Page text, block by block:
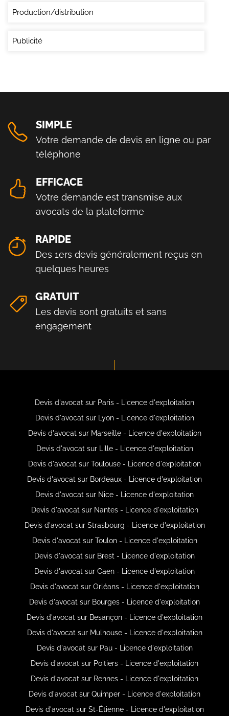
Production/distribution
Publicité
SIMPLE
Votre demande de devis en ligne ou par
téléphone
EFFICACE
Votre demande est transmise aux
avocats de la plateforme
RAPIDE
Des 1ers devis généralement reçus en
quelques heures
GRATUIT
Les devis sont gratuits et sans
engagement
Devis d'avocat sur Paris - Licence d'exploitation
Devis d'avocat sur Lyon - Licence d'exploitation
Devis d'avocat sur Marseille - Licence d'exploitation
Devis d'avocat sur Lille - Licence d'exploitation
Devis d'avocat sur Toulouse - Licence d'exploitation
Devis d'avocat sur Bordeaux - Licence d'exploitation
Devis d'avocat sur Nice - Licence d'exploitation
Devis d'avocat sur Nantes - Licence d'exploitation
Devis d'avocat sur Strasbourg - Licence d'exploitation
Devis d'avocat sur Toulon - Licence d'exploitation
Devis d'avocat sur Brest - Licence d'exploitation
Devis d'avocat sur Caen - Licence d'exploitation
Devis d'avocat sur Orléans - Licence d'exploitation
Devis d'avocat sur Bourges - Licence d'exploitation
Devis d'avocat sur Besançon - Licence d'exploitation
Devis d'avocat sur Mulhouse - Licence d'exploitation
Devis d'avocat sur Pau - Licence d'exploitation
Devis d'avocat sur Poitiers - Licence d'exploitation
Devis d'avocat sur Rennes - Licence d'exploitation
Devis d'avocat sur Quimper - Licence d'exploitation
Devis d'avocat sur St-Étienne - Licence d'exploitation